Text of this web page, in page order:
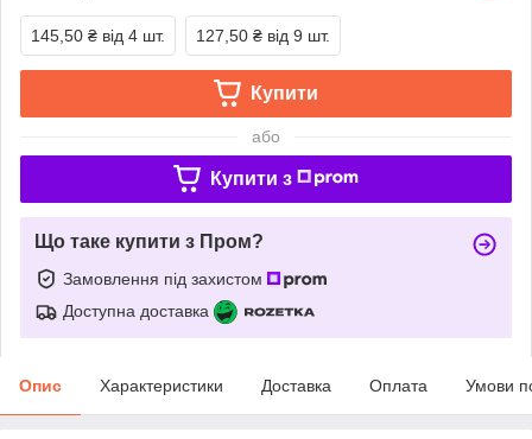
145,50 ₴ від 4 шт. 127,50 ₴ від 9 шт.
Купити
або
Купити з
Що таке купити з Пром?
Замовлення під захистом
Доступна доставка
Опис Характеристики Доставка Оплата Умови